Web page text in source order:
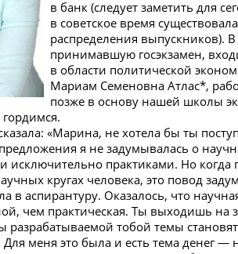
в банк (следует заметить для
в советское время
распределения выпускников).
принимавшую госэкзамен,
в области политической
Мариам Семеновна Атлас*,
позже в основу нашей школы
«Марина, не хотела бы ты
я не задумывалась о
практиками. Но когда
кругах человека, это повод
в аспирантуру. Оказалось, что
чем практическая. Ты выходишь на
тобой темы
Для меня это была и есть тема денег —